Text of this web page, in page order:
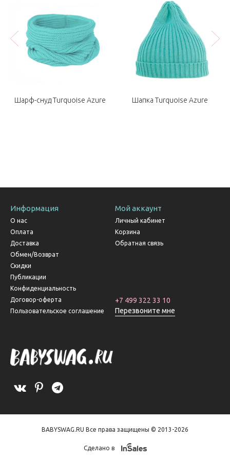
Шарф-снуд Turquoise Azure Шапка Turquoise Azure
Информация
О нас
Оплата
Доставка
Обмен/Возврат
Скидки
Публикации
Конфиденциальность
Договор-оферта
Пользовательское соглашение
Мой аккаунт
Личный кабинет
Корзина
Обратная связь
+7 499 322 33 10
Перезвоните мне
BABYSWAG.RU Все права защищены © 2013-2026
Сделано в